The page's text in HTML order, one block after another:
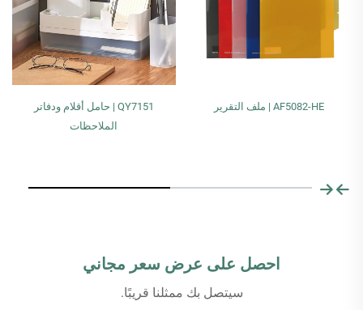
AF5082-HE | ملف التقرير
QY7151 | حامل أقلام ودفاتر
الملاحظات
احصل على عرض سعر مجاني
سيتصل بك ممثلنا قريبًا.